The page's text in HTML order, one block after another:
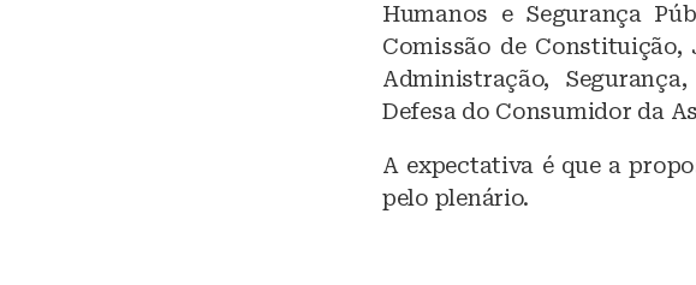
Humanos e Segurança
Comissão de Constituição,
Administração,
Defesa do Consumidor da
A expectativa é que a
pelo plenário.